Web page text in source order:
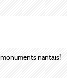
nantais!